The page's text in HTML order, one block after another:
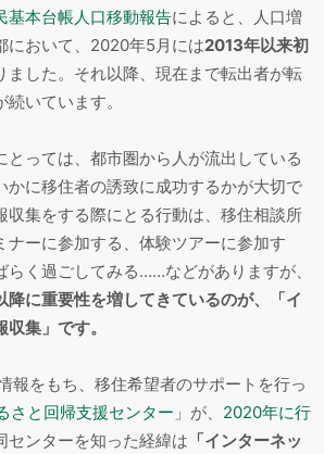
基本台帳人口移動報告によると、人口増
において、2020年5月には2013年以来初
ました。それ以降、現在まで転出者が転
いています。
とっては、都市圏から人が流出している
かに移住者の誘致に成功するかが大切で
収集をする際にとる行動は、移住相談所
ナーに参加する、体験ツアーに参加す
らく過ごしてみる……などがありますが、
降に重要性を増してきているのが、「イ
集」です。
報をもち、移住希望者のサポートを行っ
さと回帰支援センター 」が、 2020年に行
センターを知った経緯は 「インターネッ